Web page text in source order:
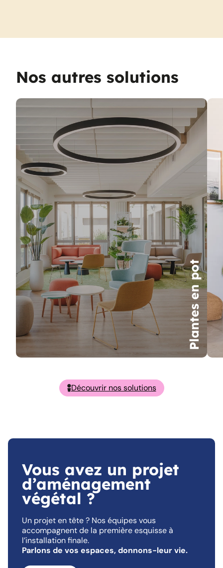
Nos autres solutions
Plantes en pot
Découvrir nos solutions
Vous avez un projet
d’aménagement
végétal ?
Un projet en tête ? Nos équipes vous
accompagnent de la première esquisse à
l’installation finale.
Parlons de vos espaces, donnons-leur vie.